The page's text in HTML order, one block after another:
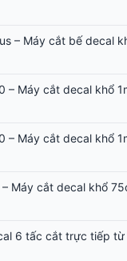
– Máy cắt bế decal
– Máy cắt decal khổ
– Máy cắt decal khổ
Máy cắt decal khổ
6 tấc cắt trực tiếp từ